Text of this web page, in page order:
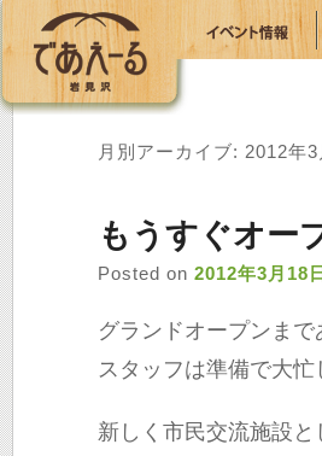
月別アーカイブ: 2012年3
もうすぐオー
Posted on 2012年3月18日
グランドオープンまで
スタッフは準備で大忙
新しく市民交流施設